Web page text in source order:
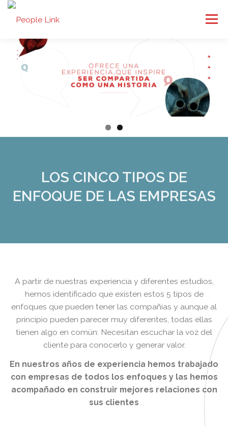
Saltar
Menú
INICIO
LOS CINCO TIPOS DE
ENFOQUE DE LAS EMPRESAS
A partir de nuestras experiencia y diferentes estudios,
hemos identificado que existen estos 5 tipos de
enfoques que pueden tener las compañías y aunque al
principio pueden parecer muy diferentes, todas ellas
tienen algo en común: Necesitan escuchar la voz del
cliente para conocerlo y generar valor.
En nuestros años de experiencia hemos trabajado
con empresas de todos los enfoques y las hemos
acompañado en construir mejores relaciones con
sus clientes